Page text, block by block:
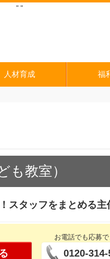
" "
人材育成 福
も教室）
スタッフをまとめる主
お電話でも応募で
0120-314-